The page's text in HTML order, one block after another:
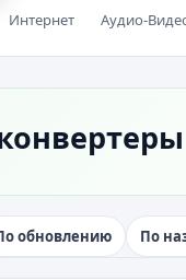
Интернет Аудио-
обновлению По